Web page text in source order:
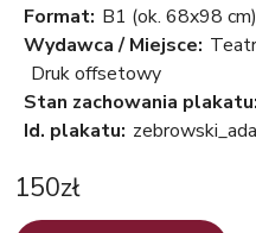
Format: B1 (ok. 68x98 cm)
Wydawca / Miejsce:
Druk offsetowy
Stan zachowania plakatu:
Id. plakatu:
150zł